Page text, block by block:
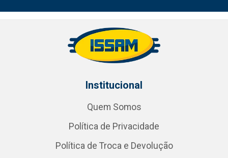
Institucional
Quem Somos
Política de Privacidade
Política de Troca e Devolução